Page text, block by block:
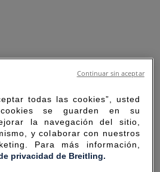
todas las cookies”, usted
se guarden en su
la navegación del sitio,
y colaborar con nuestros
Para más información,
privacidad de Breitling.
Continuar sin aceptar